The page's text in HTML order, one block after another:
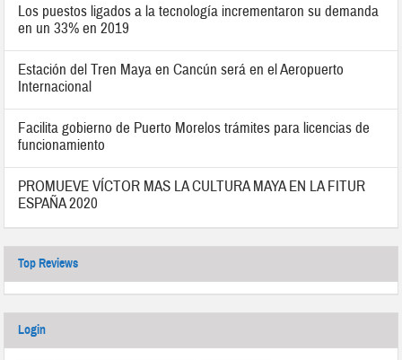
Los puestos ligados a la tecnología incrementaron su demanda
en un 33% en 2019
Estación del Tren Maya en Cancún será en el Aeropuerto
Internacional
Facilita gobierno de Puerto Morelos trámites para licencias de
funcionamiento
PROMUEVE VÍCTOR MAS LA CULTURA MAYA EN LA FITUR
ESPAÑA 2020
Top Reviews
Login